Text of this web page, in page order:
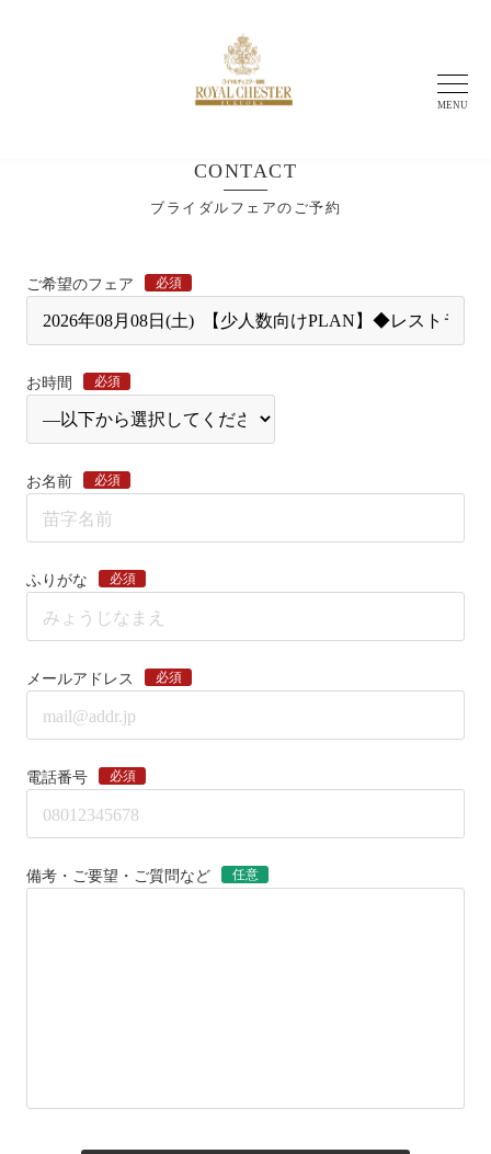
MENU
CONTACT
ブライダルフェアのご予約
ご希望のフェア 必須
お時間 必須
お名前 必須
ふりがな 必須
メールアドレス 必須
電話番号 必須
備考・ご要望・ご質問など 任意